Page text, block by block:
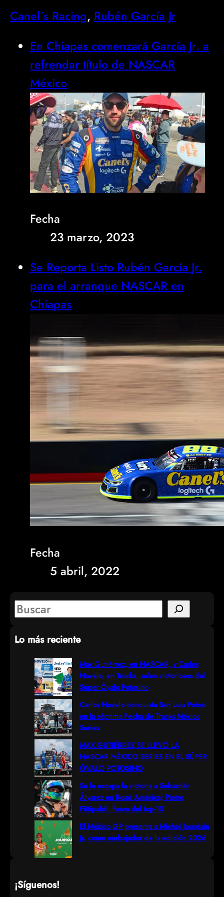
Canel´s Racing, Rubén García Jr
En Chiapas comenzará García Jr. a
refrendar título de NASCAR
México
Fecha
23 marzo, 2023
Se Reporta Listo Rubén García Jr.
para el arranque NASCAR en
Chiapas
Fecha
5 abril, 2022
S
a
Lo más reciente
Max Gutiérrez, en NASCAR, y Carlos
Novelo, en Trucks, salen victoriosos del
Súper Óvalo Potosino
Carlos Novelo conquista San Luis Potosí
en la séptima Fecha de Trucks México
Series
MAX GUTIÉRREZ SE LLEVÓ LA
NASCAR MÉXICO SERIES EN EL SÚPER
ÓVALO POTOSINO
Se le escapa la victoria a Sebastián
Álvarez en Road América; Pietro
Fittipaldi, fuera del top-10
El México GP presenta a Michel Jourdain
Jr. como embajador de la edición 2026
¡Síguenos!